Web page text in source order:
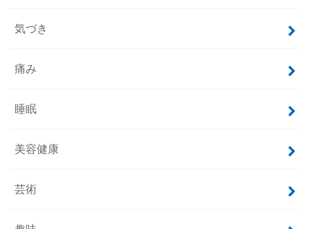
気づき
痛み
睡眠
美容健康
芸術